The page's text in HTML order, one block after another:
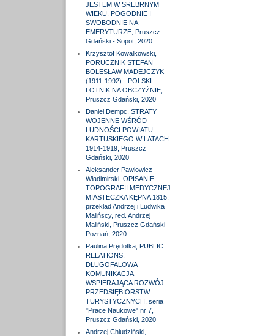
JESTEM W SREBRNYM
WIEKU. POGODNIE I
SWOBODNIE NA
EMERYTURZE, Pruszcz
Gdański - Sopot, 2020
Krzysztof Kowalkowski,
PORUCZNIK STEFAN
BOLESŁAW MADEJCZYK
(1911-1992) - POLSKI
LOTNIK NA OBCZYŹNIE,
Pruszcz Gdański, 2020
Daniel Dempc, STRATY
WOJENNE WŚRÓD
LUDNOŚCI POWIATU
KARTUSKIEGO W LATACH
1914-1919, Pruszcz
Gdański, 2020
Aleksander Pawłowicz
Władimirski, OPISANIE
TOPOGRAFII MEDYCZNEJ
MIASTECZKA KĘPNA 1815,
przekład Andrzej i Ludwika
Malińscy, red. Andrzej
Maliński, Pruszcz Gdański -
Poznań, 2020
Paulina Prędotka, PUBLIC
RELATIONS.
DŁUGOFALOWA
KOMUNIKACJA
WSPIERAJĄCA ROZWÓJ
PRZEDSIĘBIORSTW
TURYSTYCZNYCH, seria
"Prace Naukowe" nr 7,
Pruszcz Gdański, 2020
Andrzej Chludziński,